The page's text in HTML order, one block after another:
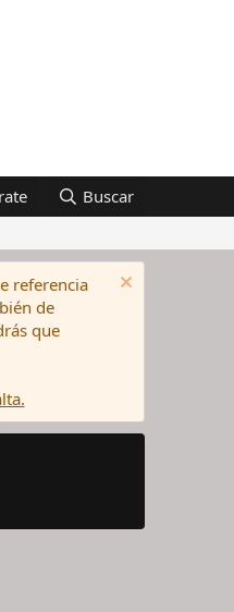
Buscar
referencia
de
que